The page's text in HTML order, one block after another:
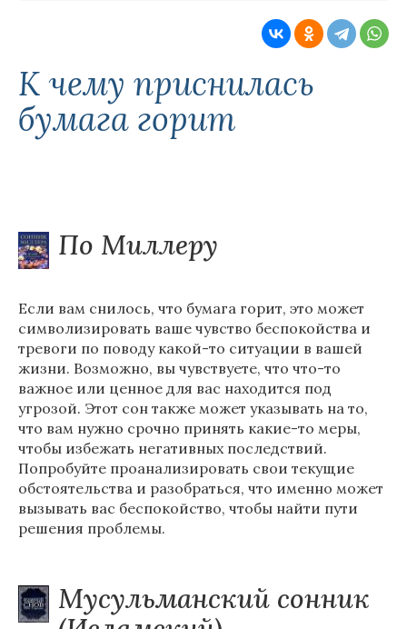
К чему приснилась
бумага горит
По Миллеру
Если вам снилось, что бумага горит, это может
символизировать ваше чувство беспокойства и
тревоги по поводу какой-то ситуации в вашей
жизни. Возможно, вы чувствуете, что что-то
важное или ценное для вас находится под
угрозой. Этот сон также может указывать на то,
что вам нужно срочно принять какие-то меры,
чтобы избежать негативных последствий.
Попробуйте проанализировать свои текущие
обстоятельства и разобраться, что именно может
вызывать вас беспокойство, чтобы найти пути
решения проблемы.
Мусульманский сонник